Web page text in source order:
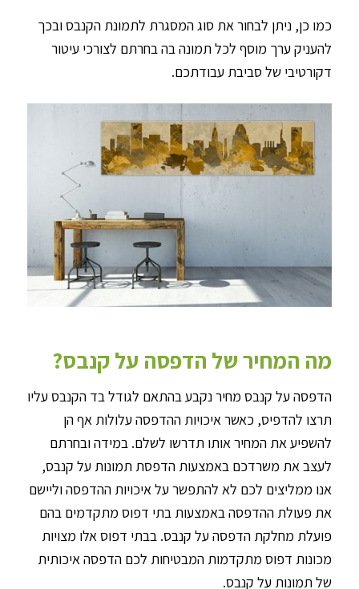
כמו כן, ניתן לבחור את סוג המסגרת לתמונת הקנבס ובכך
להעניק ערך מוסף לכל תמונה בה בחרתם לצורכי עיטור
דקורטיבי של סביבת עבודתכם.
מה המחיר של הדפסה על קנבס?
הדפסה על קנבס מחיר נקבע בהתאם לגודל בד הקנבס עליו
תרצו להדפיס, כאשר איכויות ההדפסה עלולות אף הן
להשפיע את המחיר אותו תדרשו לשלם. במידה ובחרתם
לעצב את משרדכם באמצעות הדפסת תמונות על קנבס,
אנו ממליצים לכם לא להתפשר על איכויות ההדפסה וליישם
את פעולת ההדפסה באמצעות בתי דפוס מתקדמים בהם
פועלת מחלקת הדפסה על קנבס. בבתי דפוס אלו מצויות
מכונות דפוס מתקדמות המבטיחות לכם הדפסה איכותית
של תמונות על קנבס.